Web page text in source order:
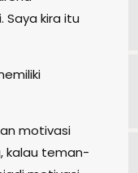
kira itu
motivasi
kalau teman-